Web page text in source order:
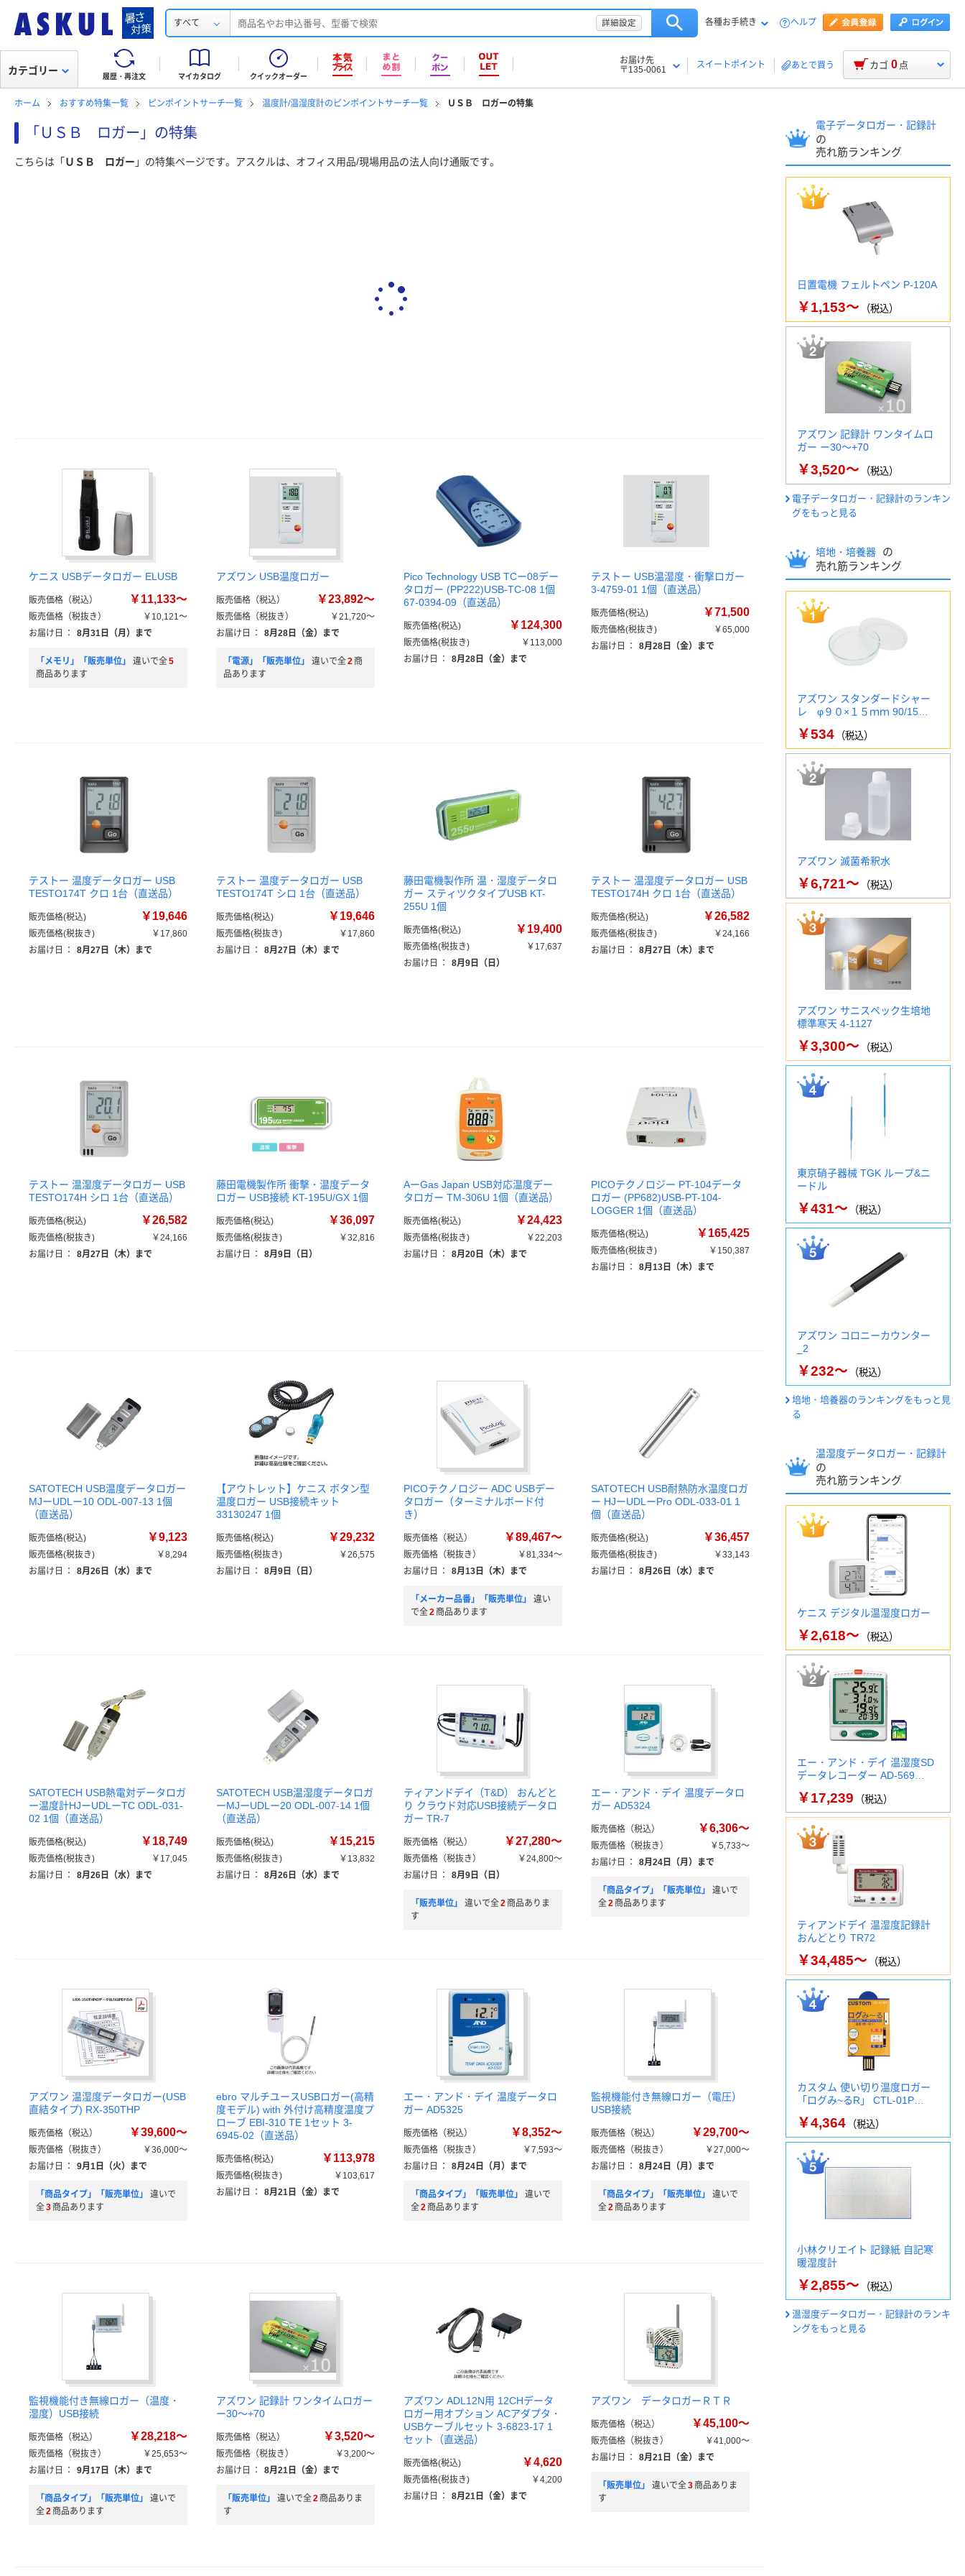
すべて 詳細設定 各種お手続き ヘルプ
履歴・再注文 マイカタログ クイックオーダー
お届け先
〒135-0061
スイートポイント あとで買う
カテゴリー カゴ 0 点
ホーム おすすめ特集一覧 ピンポイントサーチ一覧 温度計/温湿度計のピンポイントサーチ一覧 ＵＳＢ ロガーの特集
「ＵＳＢ ロガー」の特集
こちらは「 ＵＳＢ ロガー 」の特集ページです。アスクルは、オフィス用品/現場用品の法人向け通販です。
ケニス USBデータロガー ELUSB
販売価格（税込） ￥11,133～
販売価格（税抜き）
￥10,121～
お届け日
： 8月31日（月）まで
「メモリ」「販売単位」 違いで全5
商品あります
アズワン USB温度ロガー
販売価格（税込） ￥23,892～
販売価格（税抜き）
￥21,720～
お届け日
： 8月28日（金）まで
「電源」「販売単位」 違いで全2 商
品あります
Pico Technology USB TCー08デー
タロガー (PP222)USB-TC-08 1個
67-0394-09（直送品）
販売価格(税込) ￥124,300
販売価格(税抜き)
￥113,000
お届け日
： 8月28日（金）まで
テストー USB温湿度・衝撃ロガー
3-4759-01 1個（直送品）
販売価格(税込) ￥71,500
販売価格(税抜き)
￥65,000
お届け日
： 8月28日（金）まで
テストー 温度データロガー USB
TESTO174T クロ 1台（直送品）
販売価格(税込) ￥19,646
販売価格(税抜き)
￥17,860
お届け日
： 8月27日（木）まで
テストー 温度データロガー USB
TESTO174T シロ 1台（直送品）
販売価格(税込) ￥19,646
販売価格(税抜き)
￥17,860
お届け日
： 8月27日（木）まで
藤田電機製作所 温・湿度データロ
ガー スティツクタイプUSB KT-
255U 1個
販売価格(税込) ￥19,400
販売価格(税抜き)
￥17,637
お届け日
： 8月9日（日）
テストー 温湿度データロガー USB
TESTO174H クロ 1台（直送品）
販売価格(税込) ￥26,582
販売価格(税抜き)
￥24,166
お届け日
： 8月27日（木）まで
テストー 温湿度データロガー USB
TESTO174H シロ 1台（直送品）
販売価格(税込) ￥26,582
販売価格(税抜き)
￥24,166
お届け日
： 8月27日（木）まで
藤田電機製作所 衝撃・温度データ
ロガー USB接続 KT-195U/GX 1個
販売価格(税込) ￥36,097
販売価格(税抜き)
￥32,816
お届け日
： 8月9日（日）
AーGas Japan USB対応温度デー
タロガー TM-306U 1個（直送品）
販売価格(税込) ￥24,423
販売価格(税抜き)
￥22,203
お届け日
： 8月20日（木）まで
PICOテクノロジー PT-104データ
ロガー (PP682)USB-PT-104-
LOGGER 1個（直送品）
販売価格(税込) ￥165,425
販売価格(税抜き)
￥150,387
お届け日
： 8月13日（木）まで
SATOTECH USB温度データロガー
MJーUDLー10 ODL-007-13 1個
（直送品）
販売価格(税込) ￥9,123
販売価格(税抜き)
￥8,294
お届け日
： 8月26日（水）まで
【アウトレット】ケニス ボタン型
温度ロガー USB接続キット
33130247 1個
販売価格(税込) ￥29,232
販売価格(税抜き)
￥26,575
お届け日
： 8月9日（日）
PICOテクノロジー ADC USBデー
タロガー（ターミナルボード付
き）
販売価格（税込） ￥89,467～
販売価格（税抜き）
￥81,334～
お届け日
： 8月13日（木）まで
「メーカー品番」「販売単位」
違い
で全2 商品あります
SATOTECH USB耐熱防水温度ロガ
ー HJーUDLーPro ODL-033-01 1
個（直送品）
販売価格(税込) ￥36,457
販売価格(税抜き)
￥33,143
お届け日
： 8月26日（水）まで
SATOTECH USB熱電対データロガ
ー温度計HJーUDLーTC ODL-031-
02 1個（直送品）
販売価格(税込) ￥18,749
販売価格(税抜き)
￥17,045
お届け日
： 8月26日（水）まで
SATOTECH USB温湿度データロガ
ーMJーUDLー20 ODL-007-14 1個
（直送品）
販売価格(税込) ￥15,215
販売価格(税抜き)
￥13,832
お届け日
： 8月26日（水）まで
ティアンドデイ（T&D） おんどと
り クラウド対応USB接続データロ
ガー TR-7
販売価格（税込） ￥27,280～
販売価格（税抜き）
￥24,800～
お届け日
： 8月9日（日）
「販売単位」 違いで全2 商品ありま
す
エー・アンド・デイ 温度データロ
ガー AD5324
販売価格（税込） ￥6,306～
販売価格（税抜き）
￥5,733～
お届け日
： 8月24日（月）まで
「商品タイプ」「販売単位」
違いで
全2 商品あります
アズワン 温湿度データロガー(USB
直結タイプ) RX-350THP
販売価格（税込） ￥39,600～
販売価格（税抜き）
￥36,000～
お届け日
： 9月1日（火）まで
「商品タイプ」「販売単位」
違いで
全3 商品あります
ebro マルチユースUSBロガー(高精
度モデル) with 外付け高精度温度プ
ローブ EBI-310 TE 1セット 3-
6945-02（直送品）
販売価格(税込) ￥113,978
販売価格(税抜き)
￥103,617
お届け日
： 8月21日（金）まで
エー・アンド・デイ 温度データロ
ガー AD5325
販売価格（税込） ￥8,352～
販売価格（税抜き）
￥7,593～
お届け日
： 8月24日（月）まで
「商品タイプ」「販売単位」
違いで
全2 商品あります
監視機能付き無線ロガー（電圧）
USB接続
販売価格（税込） ￥29,700～
販売価格（税抜き）
￥27,000～
お届け日
： 8月24日（月）まで
「商品タイプ」「販売単位」
違いで
全2 商品あります
監視機能付き無線ロガー（温度・
湿度）USB接続
販売価格（税込） ￥28,218～
販売価格（税抜き）
￥25,653～
お届け日
： 9月17日（木）まで
「商品タイプ」「販売単位」
違いで
全2 商品あります
アズワン 記録計 ワンタイムロガー
ー30～+70
販売価格（税込） ￥3,520～
販売価格（税抜き）
￥3,200～
お届け日
： 8月21日（金）まで
「販売単位」 違いで全2 商品ありま
す
アズワン ADL12N用 12CHデータ
ロガー用オプション ACアダプタ・
USBケーブルセット 3-6823-17 1
セット（直送品）
販売価格(税込) ￥4,620
販売価格(税抜き)
￥4,200
お届け日
： 8月21日（金）まで
アズワン データロガーＲＴＲ
販売価格（税込） ￥45,100～
販売価格（税抜き）
￥41,000～
お届け日
： 8月21日（金）まで
「販売単位」 違いで全3 商品ありま
す
電子データロガー・記録計
の
売れ筋ランキング
日置電機 フェルトペン P-120A
￥1,153～ （税込）
アズワン 記録計 ワンタイムロ
ガー ー30～+70
￥3,520～ （税込）
電子データロガー・記録計のランキン
グをもっと見る
培地・培養器
の
売れ筋ランキング
アズワン スタンダードシャー
レ φ９０×１５ｍｍ 90/15…
￥534 （税込）
アズワン 滅菌希釈水
￥6,721～ （税込）
アズワン サニスペック生培地
標準寒天 4-1127
￥3,300～ （税込）
東京硝子器械 TGK ループ&ニ
ードル
￥431～ （税込）
アズワン コロニーカウンター
_2
￥232～ （税込）
培地・培養器のランキングをもっと見
る
温湿度データロガー・記録計
の
売れ筋ランキング
ケニス デジタル温湿度ロガー
￥2,618～ （税込）
エー・アンド・デイ 温湿度SD
データレコーダー AD-569…
￥17,239 （税込）
ティアンドデイ 温湿度記録計
おんどとり TR72
￥34,485～ （税込）
カスタム 使い切り温度ロガー
「ログみ~るR」 CTL-01P…
￥4,364 （税込）
小林クリエイト 記録紙 自記寒
暖湿度計
￥2,855～ （税込）
温湿度データロガー・記録計のランキ
ングをもっと見る